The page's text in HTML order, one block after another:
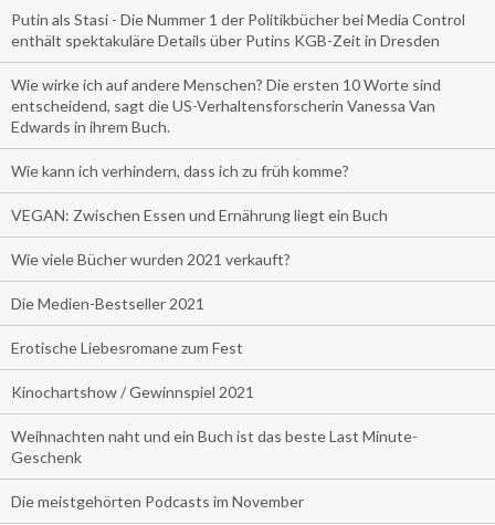
Putin als Stasi - Die Nummer 1 der Politikbücher bei Media Control
enthält spektakuläre Details über Putins KGB-Zeit in Dresden
Wie wirke ich auf andere Menschen? Die ersten 10 Worte sind
entscheidend, sagt die US-Verhaltensforscherin Vanessa Van
Edwards in ihrem Buch.
Wie kann ich verhindern, dass ich zu früh komme?
VEGAN: Zwischen Essen und Ernährung liegt ein Buch
Wie viele Bücher wurden 2021 verkauft?
Die Medien-Bestseller 2021
Erotische Liebesromane zum Fest
Kinochartshow / Gewinnspiel 2021
Weihnachten naht und ein Buch ist das beste Last Minute-
Geschenk
Die meistgehörten Podcasts im November